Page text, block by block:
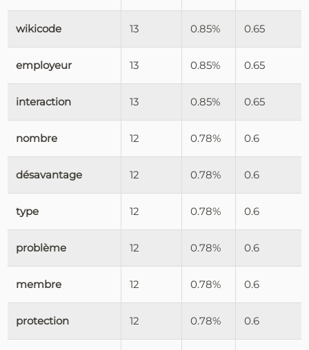
wikicode 13 0.85% 0.65
employeur 13 0.85% 0.65
interaction 13 0.85% 0.65
nombre 12 0.78% 0.6
désavantage 12 0.78% 0.6
type 12 0.78% 0.6
problème 12 0.78% 0.6
membre 12 0.78% 0.6
protection 12 0.78% 0.6